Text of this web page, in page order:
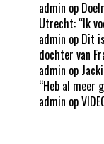
admin op
Utrecht: “Ik
admin op Dit
dochter van
admin op
“Heb al meer
admin op